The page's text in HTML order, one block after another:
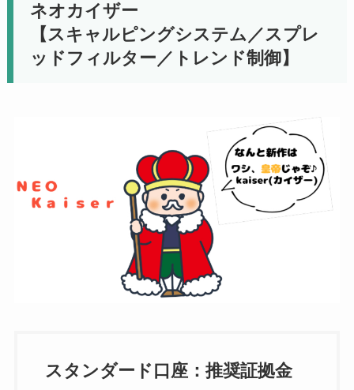
ネオカイザー
【スキャルピングシステム／スプレ
ッドフィルター／トレンド制御】
スタンダード口座：推奨証拠金